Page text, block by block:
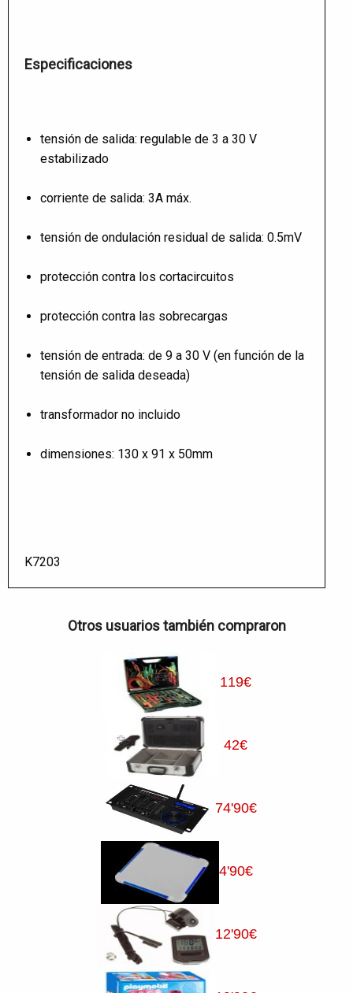
Especificaciones
tensión de salida: regulable de 3 a 30 V
estabilizado
corriente de salida: 3A máx.
tensión de ondulación residual de salida: 0.5mV
protección contra los cortacircuitos
protección contra las sobrecargas
tensión de entrada: de 9 a 30 V (en función de la
tensión de salida deseada)
transformador no incluido
dimensiones: 130 x 91 x 50mm
K7203
Otros usuarios también compraron
119€
42€
74'90€
4'90€
12'90€